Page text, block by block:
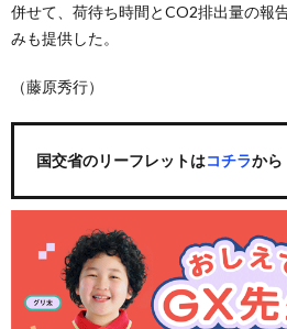
併せて、荷待ち時間とCO2排出量の報
みも提供した。
（藤原秀行）
国交省のリーフレットはコチラから